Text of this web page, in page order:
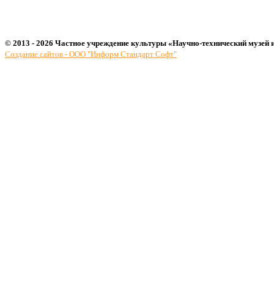
© 2013 - 2026 Частное учреждение культуры «Научно-технический музей
Создание сайтов - ООО "Информ Стандарт Софт"